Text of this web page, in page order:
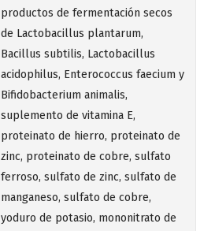
productos de fermentación secos
de Lactobacillus plantarum,
Bacillus subtilis, Lactobacillus
acidophilus, Enterococcus faecium y
Bifidobacterium animalis,
suplemento de vitamina E,
proteinato de hierro, proteinato de
zinc, proteinato de cobre, sulfato
ferroso, sulfato de zinc, sulfato de
manganeso, sulfato de cobre,
yoduro de potasio, mononitrato de